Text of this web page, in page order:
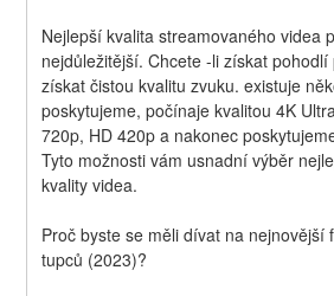
Nejlepší kvalita streamovaného videa
nejdůležitější. Chcete -li získat
získat čistou kvalitu zvuku. existuje
poskytujeme, počínaje kvalitou 4K
720p, HD 420p a nakonec
Tyto možnosti vám usnadní výběr
kvality videa.
Proč byste se měli dívat na nejnovější
tupců (2023)?